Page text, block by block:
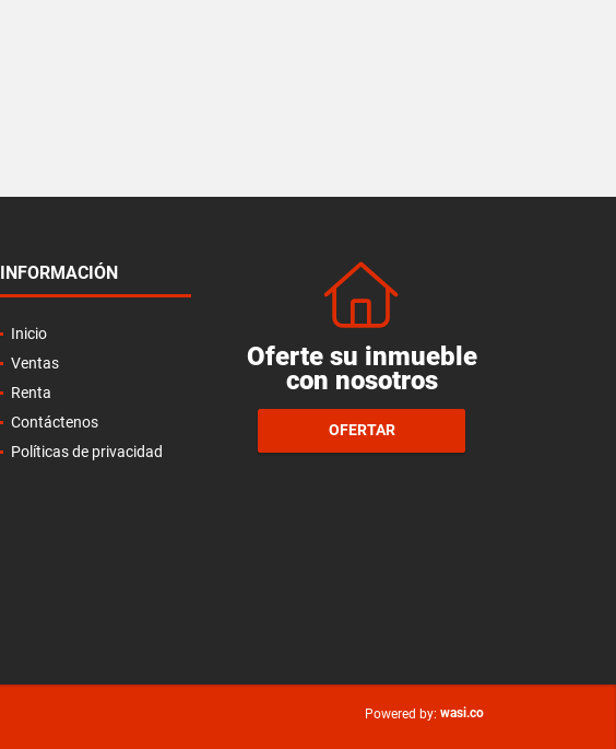
INFORMACIÓN
Inicio
Ventas
Renta
Contáctenos
Políticas de privacidad
Oferte su inmueble
con nosotros
OFERTAR
Powered by: wasi.co